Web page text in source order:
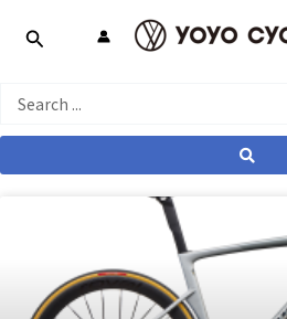
Search